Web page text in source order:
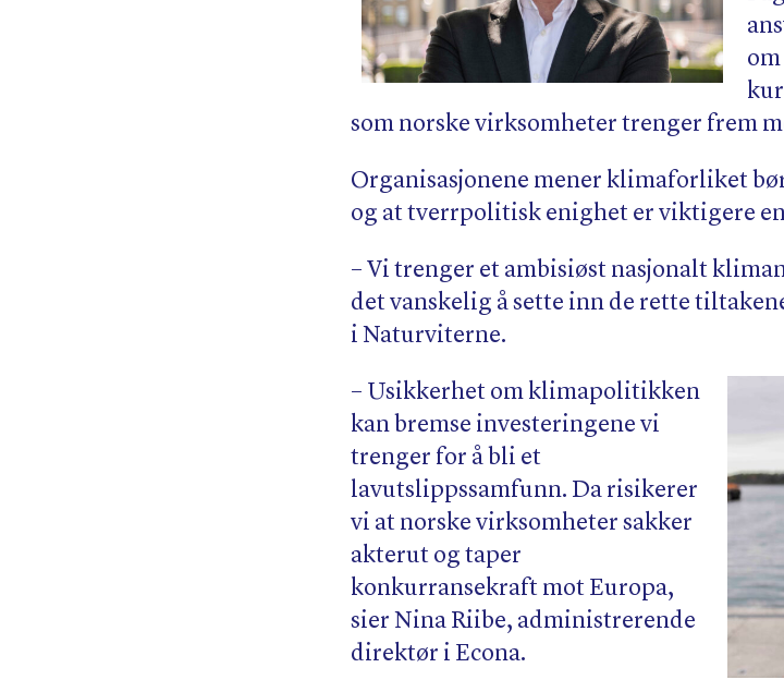
som norske virksomheter trenger frem
Organisasjonene mener klimaforliket
og at tverrpolitisk enighet er viktigere
– Vi trenger et ambisiøst nasjonalt
det vanskelig å sette inn de rette
i Naturviterne.
– Usikkerhet om klimapolitikken
kan bremse investeringene vi
trenger for å bli et
lavutslippssamfunn. Da risikerer
vi at norske virksomheter sakker
akterut og taper
konkurransekraft mot Europa,
sier Nina Riibe, administrerende
direktør i Econa.